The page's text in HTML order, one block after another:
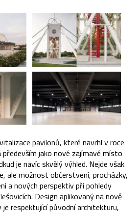
pavilonů, které navrhl v roce
především jako nové zajímavé místo
je navíc skvělý výhled. Nejde však
ale možnost občerstveni, procházky,
a nových perspektiv při pohledy
Design aplikovaný na nově
respektující původní architekturu,